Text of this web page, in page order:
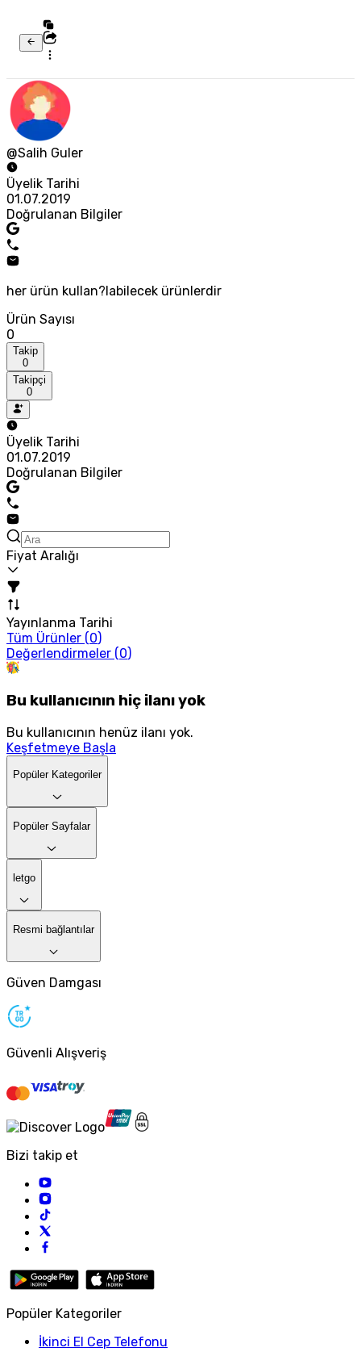
@Salih Guler
Üyelik Tarihi
01.07.2019
Doğrulanan Bilgiler
her ürün kullan?labilecek ürünlerdir
Ürün Sayısı
0
Takip
0
Takipçi
0
Üyelik Tarihi
01.07.2019
Doğrulanan Bilgiler
Fiyat Aralığı
Yayınlanma Tarihi
Tüm Ürünler (0)
Değerlendirmeler (0)
Bu kullanıcının hiç ilanı yok
Bu kullanıcının henüz ilanı yok.
Keşfetmeye Başla
Popüler Kategoriler
Popüler Sayfalar
letgo
Resmi bağlantılar
Güven Damgası
Güvenli Alışveriş
Bizi takip et
Popüler Kategoriler
İkinci El Cep Telefonu